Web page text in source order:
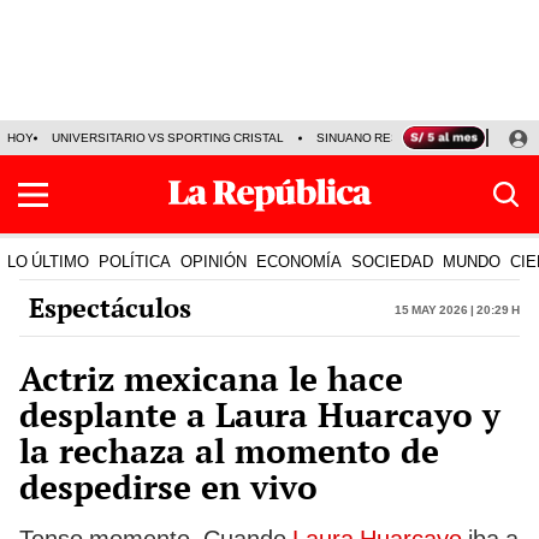
HOY UNIVERSITARIO VS SPORTING CRISTAL SINUANO RESULTADOS HOY
LO ÚLTIMO POLÍTICA OPINIÓN ECONOMÍA SOCIEDAD MUNDO
Espectáculos 15 May 2026 | 20:29 h
Actriz mexicana le hace
desplante a Laura Huarcayo y
la rechaza al momento de
despedirse en vivo